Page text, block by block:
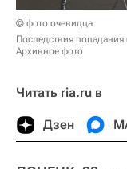
© фото очевидца
Последствия
Архивное фото
Читать ria.ru в
Дзен